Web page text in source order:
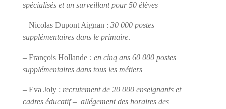
spécialisés et un surveillant pour 50 élèves
– Nicolas Dupont Aignan : 30 000 postes
supplémentaires dans le primaire.
– François Hollande : en cinq ans 60 000 postes
supplémentaires dans tous les métiers
– Eva Joly : recrutement de 20 000 enseignants et
cadres éducatif – allégement des horaires des